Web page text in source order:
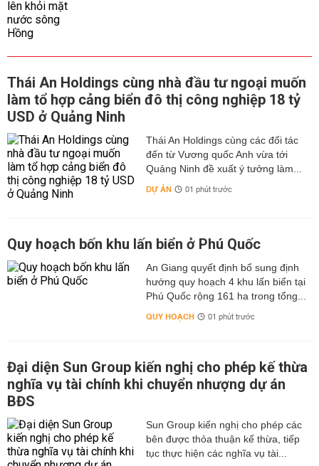
Thái An Holdings cùng nhà đầu tư ngoại muốn
làm tổ hợp cảng biển đô thị công nghiệp 18 tỷ
USD ở Quảng Ninh
Thái An Holdings cùng các đối tác
đến từ Vương quốc Anh vừa tới
Quảng Ninh đề xuất ý tưởng làm...
DỰ ÁN 01 phút trước
Quy hoạch bốn khu lấn biển ở Phú Quốc
An Giang quyết định bổ sung định
hướng quy hoạch 4 khu lấn biển tại
Phú Quốc rộng 161 ha trong tổng...
QUY HOẠCH 01 phút trước
Đại diện Sun Group kiến nghị cho phép kế thừa
nghĩa vụ tài chính khi chuyển nhượng dự án
BĐS
Sun Group kiến nghị cho phép các
bên được thỏa thuận kế thừa, tiếp
tục thực hiện các nghĩa vụ tài...